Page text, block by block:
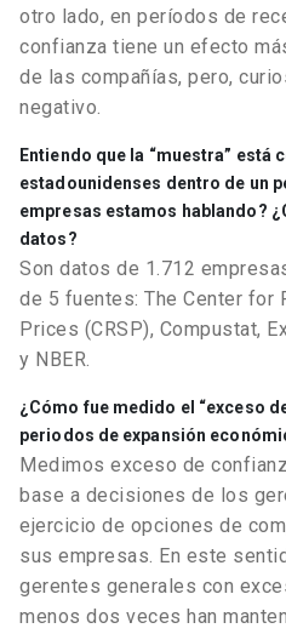
otro lado, en períodos de
confianza tiene un efecto
de las compañías, pero,
negativo.
Entiendo que la “muestra” está
estadounidenses dentro de un
empresas estamos hablando?
datos?
Son datos de 1.712
de 5 fuentes: The Center for
Prices (CRSP), Compustat,
y NBER.
¿Cómo fue medido el “exceso
periodos de expansión
Medimos exceso de
base a decisiones de los
ejercicio de opciones de
sus empresas. En este
gerentes generales con
menos dos veces han